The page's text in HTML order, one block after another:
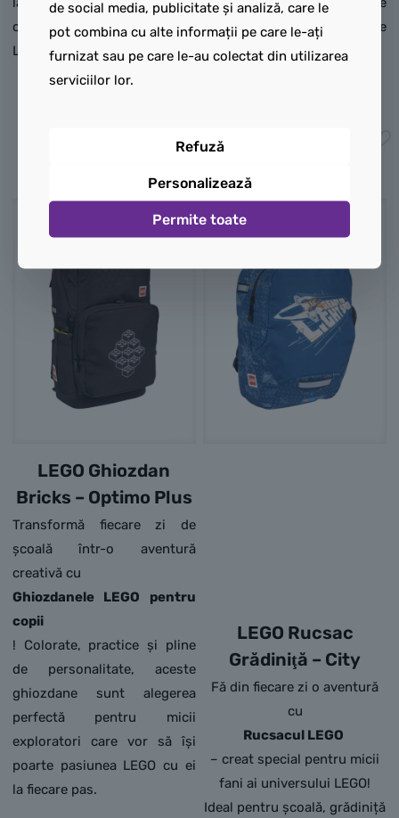
captivantă ca o construcție
LEGO!
captivantă ca o construcție
LEGO!
LEGO Ghiozdan
Bricks – Optimo Plus
Transformă fiecare zi de
școală într-o aventură
creativă cu
Ghiozdanele LEGO pentru
copii
! Colorate, practice și pline
de personalitate, aceste
ghiozdane sunt alegerea
perfectă pentru micii
exploratori care vor să își
poarte pasiunea LEGO cu ei
la fiecare pas.
LEGO Rucsac
Grădiniţă – City
Fă din fiecare zi o aventură
cu
Rucsacul LEGO
– creat special pentru micii
fani ai universului LEGO!
Ideal pentru școală, grădiniță
de social media, publicitate și analiză, care le
pot combina cu alte informații pe care le-ați
furnizat sau pe care le-au colectat din utilizarea
serviciilor lor.
Refuză
Personalizează
Permite toate